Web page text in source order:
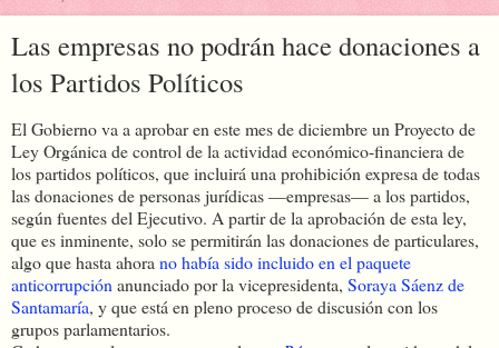
Las empresas no podrán hace donaciones a
los Partidos Políticos
El Gobierno va a aprobar en este mes de diciembre un Proyecto de
Ley Orgánica de control de la actividad económico-financiera de
los partidos políticos, que incluirá una prohibición expresa de todas
las donaciones de personas jurídicas —empresas— a los partidos,
según fuentes del Ejecutivo. A partir de la aprobación de esta ley,
que es inminente, solo se permitirán las donaciones de particulares,
algo que hasta ahora no había sido incluido en el paquete
anticorrupción anunciado por la vicepresidenta, Soraya Sáenz de
Santamaría, y que está en pleno proceso de discusión con los
grupos parlamentarios.